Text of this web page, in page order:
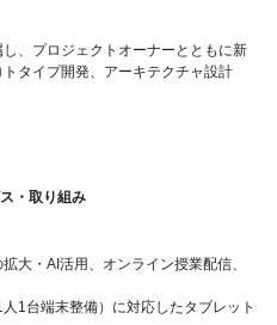
、プロジェクトオーナーとともに新
タイプ開発、アーキテクチャ設計
・取り組み
大・AI活用、オンライン授業配信、
1台端末整備）に対応したタブレット